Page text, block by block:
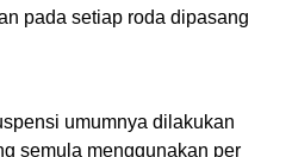
pada setiap roda dipasang
umumnya dilakukan
semula menggunakan per